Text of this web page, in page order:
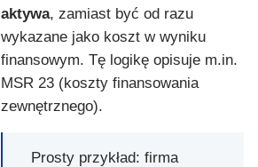
aktywa, zamiast być od razu
wykazane jako koszt w wyniku
finansowym. Tę logikę opisuje m.in.
MSR 23 (koszty finansowania
zewnętrznego).
Prosty przykład: firma